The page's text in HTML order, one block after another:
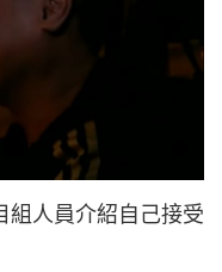
組人員介紹自己接受